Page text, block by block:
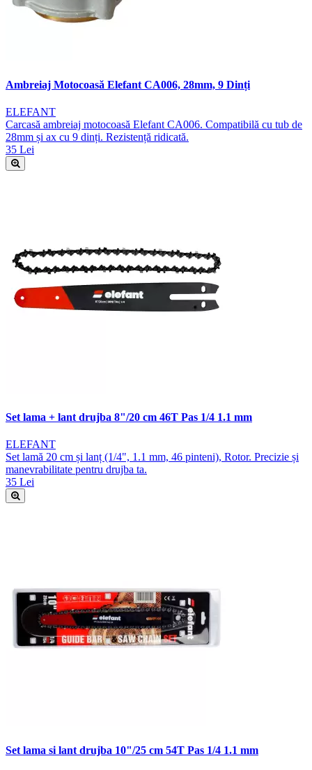
Ambreiaj Motocoasă Elefant CA006, 28mm, 9 Dinți
ELEFANT
Carcasă ambreiaj motocoasă Elefant CA006. Compatibilă cu tub de
28mm și ax cu 9 dinți. Rezistență ridicată.
35 Lei
Set lama + lant drujba 8"/20 cm 46T Pas 1/4 1.1 mm
ELEFANT
Set lamă 20 cm și lanț (1/4", 1.1 mm, 46 pinteni), Rotor. Precizie și
manevrabilitate pentru drujba ta.
35 Lei
Set lama si lant drujba 10"/25 cm 54T Pas 1/4 1.1 mm